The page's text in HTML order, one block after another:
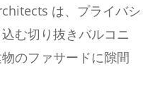
は、プライバシ
む切り抜きバルコニ
のファサードに隙間